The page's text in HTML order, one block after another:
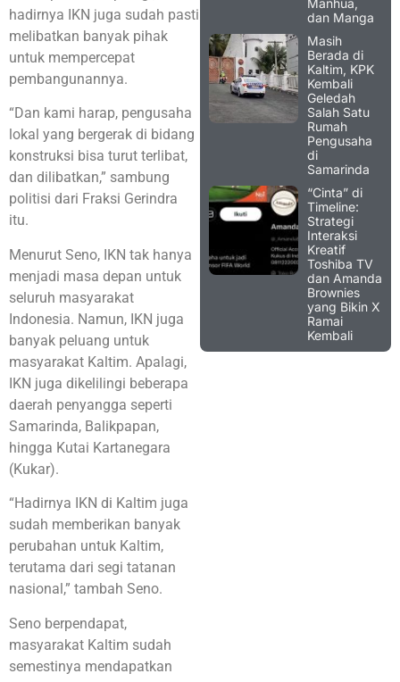
hadirnya IKN juga sudah pasti
melibatkan banyak pihak
untuk mempercepat
pembangunannya.
“Dan kami harap, pengusaha
lokal yang bergerak di bidang
konstruksi bisa turut terlibat,
dan dilibatkan,” sambung
politisi dari Fraksi Gerindra
itu.
Menurut Seno, IKN tak hanya
menjadi masa depan untuk
seluruh masyarakat
Indonesia. Namun, IKN juga
banyak peluang untuk
masyarakat Kaltim. Apalagi,
IKN juga dikelilingi beberapa
daerah penyangga seperti
Samarinda, Balikpapan,
hingga Kutai Kartanegara
(Kukar).
“Hadirnya IKN di Kaltim juga
sudah memberikan banyak
perubahan untuk Kaltim,
terutama dari segi tatanan
nasional,” tambah Seno.
Seno berpendapat,
masyarakat Kaltim sudah
semestinya mendapatkan
dan Manga
Masih
Berada di
Kaltim, KPK
Kembali
Geledah
Salah Satu
Rumah
Pengusaha
di
Samarinda
“Cinta” di
Timeline:
Strategi
Interaksi
Kreatif
Toshiba TV
dan Amanda
Brownies
yang Bikin X
Ramai
Kembali